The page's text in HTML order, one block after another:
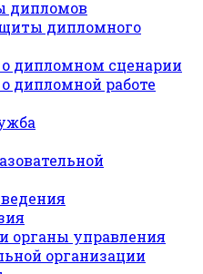
дипломов
дипломного
дипломном сценарии
дипломной работе
органы управления
организации